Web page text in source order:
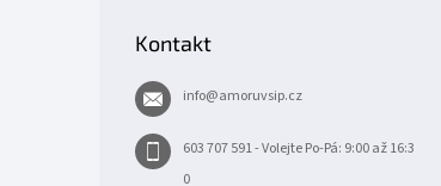
Kontakt
info@amoruvsip.cz
603 707 591 - Volejte Po-Pá: 9:00 až 16:3
0